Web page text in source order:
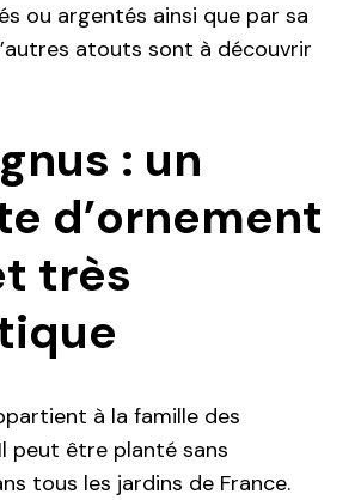
ou argentés ainsi que par sa
atouts sont à découvrir
: un
d’ornement
très
à la famille des
peut être planté sans
tous les jardins de France.